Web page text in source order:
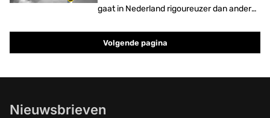
gaat in Nederland rigoureuzer dan andere
nodig is om woningen te bouwen.
Volgende pagina
Nieuwsbrieven